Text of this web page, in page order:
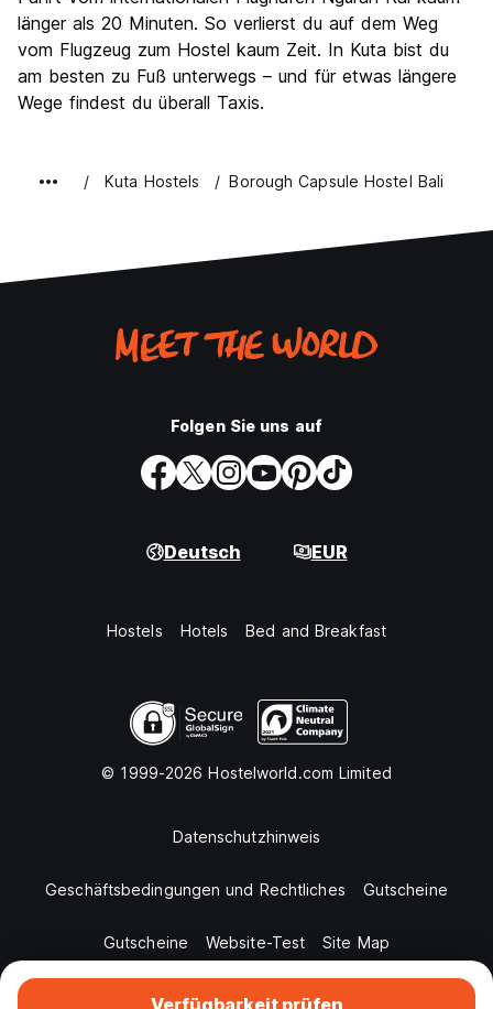
Verfügbarkeit prüfen
länger als 20 Minuten. So verlierst du auf dem Weg
vom Flugzeug zum Hostel kaum Zeit. In Kuta bist du
am besten zu Fuß unterwegs – und für etwas längere
Wege findest du überall Taxis.
Kuta Hostels Borough Capsule Hostel Bali
Folgen Sie uns auf
Deutsch EUR
Hostels Hotels Bed and Breakfast
© 1999-2026 Hostelworld.com Limited
Datenschutzhinweis
Geschäftsbedingungen und Rechtliches Gutscheine
Gutscheine Website-Test Site Map